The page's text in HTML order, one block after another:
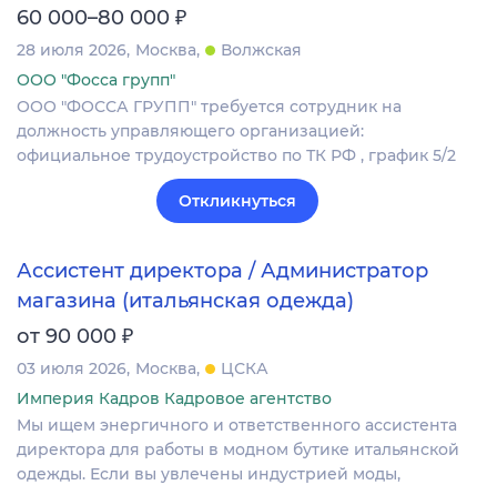
60 000–80 000 ₽
28 июля 2026 Москва
Волжская
ООО "Фосса групп"
ООО "ФОССА ГРУПП" требуется сотрудник на
должность управляющего организацией:
официальное трудоустройство по ТК РФ , график 5/2
Откликнуться
Ассистент директора / Администратор
магазина (итальянская одежда)
от 90 000 ₽
03 июля 2026 Москва
ЦСКА
Империя Кадров Кадровое агентство
Мы ищем энергичного и ответственного ассистента
директора для работы в модном бутике итальянской
одежды. Если вы увлечены индустрией моды,